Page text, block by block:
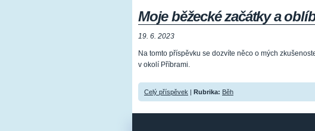
Moje běžecké začátky a
19. 6. 2023
Na tomto příspěvku se dozvíte něco o mých
v okolí Příbrami.
Celý příspěvek | Rubrika: Běh